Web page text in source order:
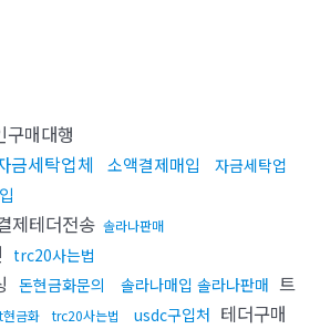
구매대행
금세탁업체 소액결제매입
자금세탁업
제테더전송 솔라나판매
trc20사는법
돈현금화문의 솔라나매입 솔라나판매 트
금화 trc20사는법 usdc구입처 테더구매